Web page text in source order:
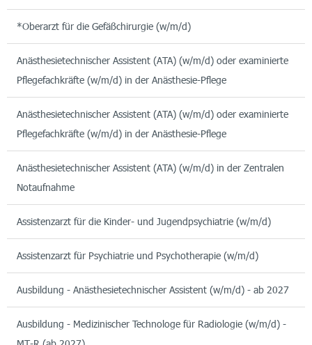
*Oberarzt für die Gefäßchirurgie (w/m/d)
Anästhesietechnischer Assistent (ATA) (w/m/d) oder examinierte
Pflegefachkräfte (w/m/d) in der Anästhesie-Pflege
Anästhesietechnischer Assistent (ATA) (w/m/d) oder examinierte
Pflegefachkräfte (w/m/d) in der Anästhesie-Pflege
Anästhesietechnischer Assistent (ATA) (w/m/d) in der Zentralen
Notaufnahme
Assistenzarzt für die Kinder- und Jugendpsychiatrie (w/m/d)
Assistenzarzt für Psychiatrie und Psychotherapie (w/m/d)
Ausbildung - Anästhesietechnischer Assistent (w/m/d) - ab 2027
Ausbildung - Medizinischer Technologe für Radiologie (w/m/d) -